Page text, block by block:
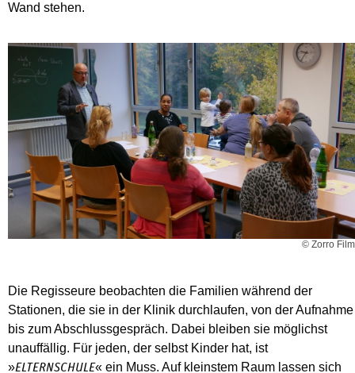
Wand stehen.
© Zorro Film
Die Regisseure beobachten die Familien während der
Stationen, die sie in der Klinik durchlaufen, von der Aufnahme
bis zum Abschlussgespräch. Dabei bleiben sie möglichst
unauffällig. Für jeden, der selbst Kinder hat, ist
»ELTERNSCHULE« ein Muss. Auf kleinstem Raum lassen sich